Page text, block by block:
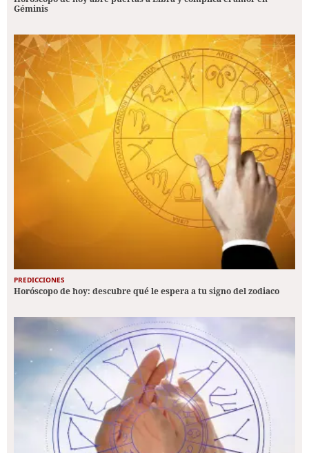
Géminis
PREDICCIONES
Horóscopo de hoy: descubre qué le espera a tu signo del zodiaco